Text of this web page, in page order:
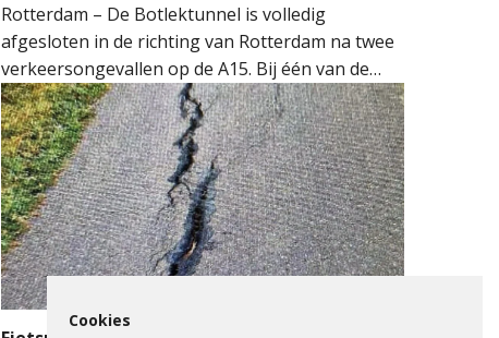
Rotterdam – De Botlektunnel is volledig
afgesloten in de richting van Rotterdam na twee
verkeersongevallen op de A15. Bij één van de
ongevallen sloeg een auto over de kop.
Hulpdiensten kwamen massaal ter plaatse.
Meerdere ambulances, de brandweer en het
Mobiel Medisch Team (MMT) werden ingezet. De
traumahelikopter landde op de snelweg om
medische assistentie te verlenen.
Cookies